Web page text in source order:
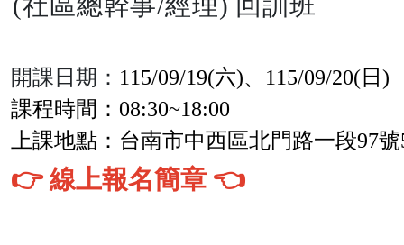
開課日期： 115/09/19(六)、115/09/20(日)
課程時間：08:30~18:00
上課地點：台南市中西區北門路一段97
👉 線上報名簡章 👈